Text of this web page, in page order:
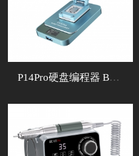
P14Pro硬盘编程器 BGA60+BGA70+BGA110+BGA315+紫屏